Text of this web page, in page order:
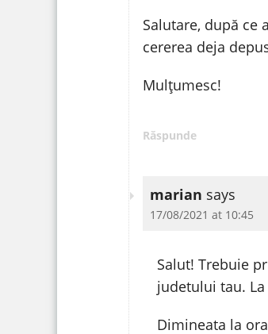
Salutare, după ce
cererea deja
Mulțumesc!
Răspunde
marian says
17/08/2021 at 10:45
Salut! Trebuie
judetului tau.
Dimineata la